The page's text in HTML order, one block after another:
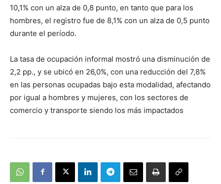
10,1% con un alza de 0,8 punto, en tanto que para los
hombres, el registro fue de 8,1% con un alza de 0,5 punto
durante el período.
La tasa de ocupación informal mostró una disminución de
2,2 pp., y se ubicó en 26,0%, con una reducción del 7,8%
en las personas ocupadas bajo esta modalidad, afectando
por igual a hombres y mujeres, con los sectores de
comercio y transporte siendo los más impactados